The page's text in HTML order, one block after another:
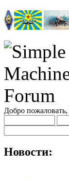
Добро пожаловать,
Новости: